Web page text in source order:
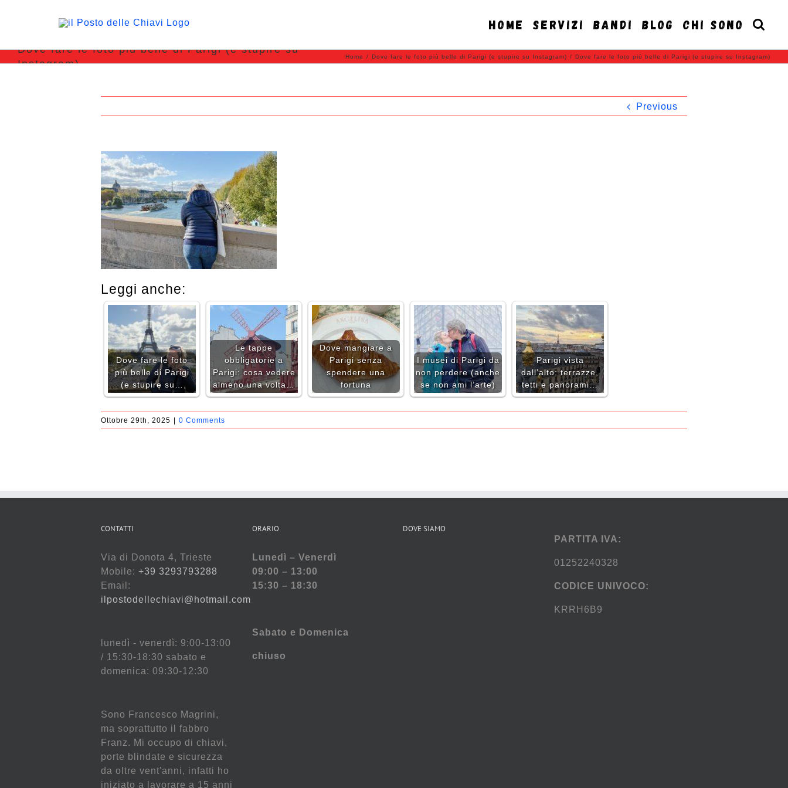
Home SERVIZI BANDI BLOG CHI SONO
Dove fare le foto più belle di Parigi (e stupire su
Instagram)
Home / Dove fare le foto più belle di Parigi (e stupire su Instagram) / Dove fare le foto più belle di Parigi (e stupire su Instagram)
Previous
Leggi anche:
Dove fare le foto
più belle di Parigi
(e stupire su…
Le tappe
obbligatorie a
Parigi: cosa vedere
almeno una volta…
Dove mangiare a
Parigi senza
spendere una
fortuna
I musei di Parigi da
non perdere (anche
se non ami l’arte)
Parigi vista
dall’alto: terrazze,
tetti e panorami…
Ottobre 29th, 2025 0 Comments
CONTATTI
Via di Donota 4, Trieste
Mobile: +39 3293793288
Email:
ilpostodellechiavi@hotmail.com
lunedì - venerdì: 9:00-13:00
/ 15:30-18:30 sabato e
domenica: 09:30-12:30
Sono Francesco Magrini,
ma soprattutto il fabbro
Franz. Mi occupo di chiavi,
porte blindate e sicurezza
da oltre vent'anni, infatti ho
iniziato a lavorare a 15 anni
ORARIO
Lunedì – Venerdì
09:00 – 13:00
15:30 – 18:30
Sabato e Domenica
chiuso
DOVE SIAMO
PARTITA IVA:
01252240328
CODICE UNIVOCO:
KRRH6B9